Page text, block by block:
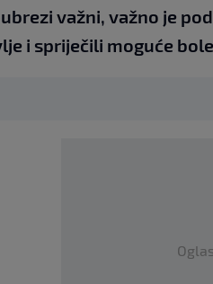
važni, važno je
i spriječili moguće
Oglas